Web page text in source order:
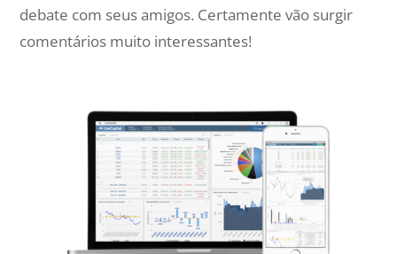
debate com seus amigos. Certamente vão surgir
comentários muito interessantes!